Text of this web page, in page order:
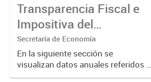
Transparencia Fiscal e
Impositiva del
Municipio. Año 2023
Secretaría de Economía
En la siguiente sección se
visualizan datos anuales referidos a
la transparencia fiscal e impositiva